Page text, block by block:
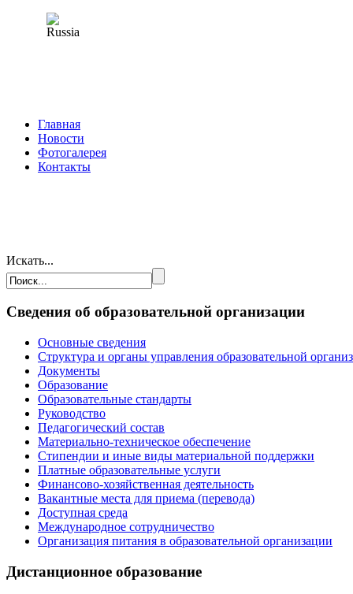
Главная
Новости
Фотогалерея
Контакты
Искать...
Сведения об образовательной организации
Основные сведения
Структура и органы управления образовательной
Документы
Образование
Образовательные стандарты
Руководство
Педагогический состав
Материально-техническое обеспечение
Стипендии и иные виды материальной поддержки
Платные образовательные услуги
Финансово-хозяйственная деятельность
Вакантные места для приема (перевода)
Доступная среда
Международное сотрудничество
Организация питания в образовательной организации
Дистанционное образование